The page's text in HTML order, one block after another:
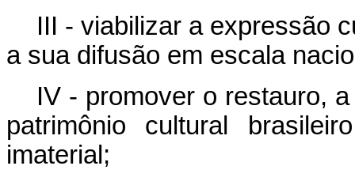
III - viabilizar a expressão
a sua difusão em escala
IV - promover o restauro,
patrimônio cultural
imaterial;